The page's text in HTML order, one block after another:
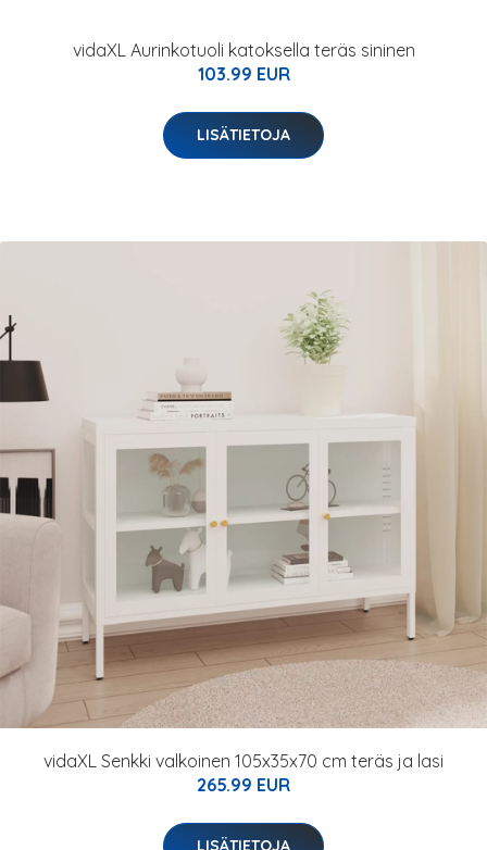
vidaXL Aurinkotuoli katoksella teräs sininen
103.99 EUR
LISÄTIETOJA
vidaXL Senkki valkoinen 105x35x70 cm teräs ja lasi
265.99 EUR
LISÄTIETOJA